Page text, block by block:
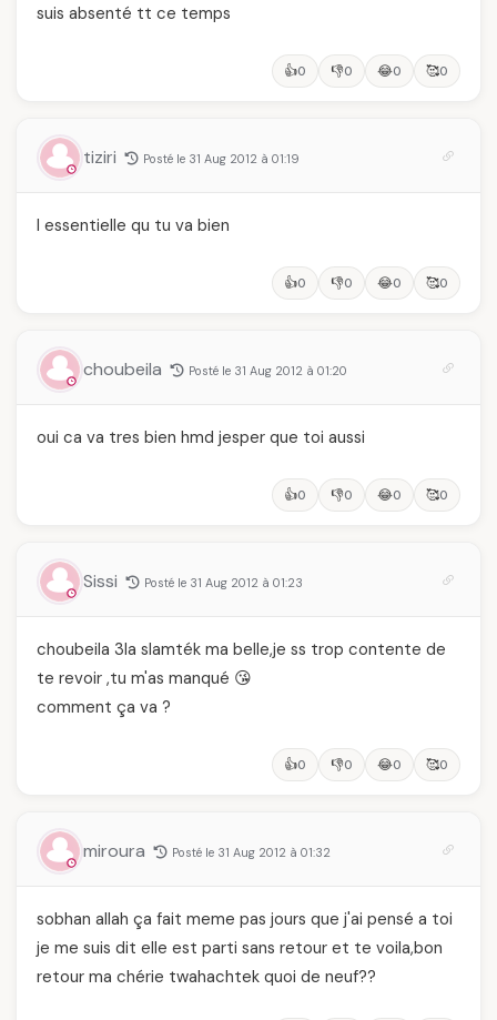
suis absenté tt ce temps
👍0 👎0 😂0 🥰0
tiziri Posté le 31 Aug 2012 à 01:19
l essentielle qu tu va bien
👍0 👎0 😂0 🥰0
choubeila Posté le 31 Aug 2012 à 01:20
oui ca va tres bien hmd jesper que toi aussi
👍0 👎0 😂0 🥰0
Sissi Posté le 31 Aug 2012 à 01:23
choubeila 3la slamték ma belle,je ss trop contente de
te revoir ,tu m'as manqué 😘
comment ça va ?
👍0 👎0 😂0 🥰0
miroura Posté le 31 Aug 2012 à 01:32
sobhan allah ça fait meme pas jours que j'ai pensé a toi
je me suis dit elle est parti sans retour et te voila,bon
retour ma chérie twahachtek quoi de neuf??